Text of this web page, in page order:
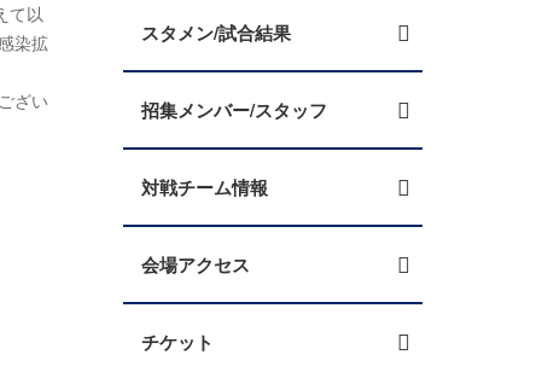
て以
染拡
ざい
スタメン/試合結果
招集メンバー/スタッフ
対戦チーム情報
会場アクセス
チケット